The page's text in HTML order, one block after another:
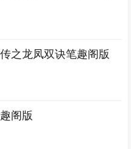
之龙凤双诀笔趣阁版
阁版